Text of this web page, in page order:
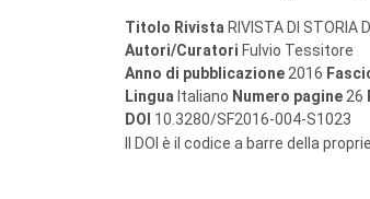
Titolo Rivista RIVISTA DI STORIA
Autori/Curatori Fulvio Tessitore
Anno di pubblicazione 2016
Lingua Italiano Numero pagine 26
DOI 10.3280/SF2016-004-S1023
Il DOI è il codice a barre della